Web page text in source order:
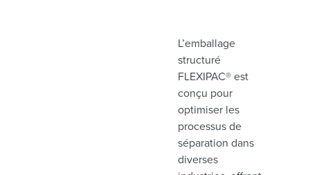
L’emballage
structuré
FLEXIPAC® est
conçu pour
optimiser les
processus de
séparation dans
diverses